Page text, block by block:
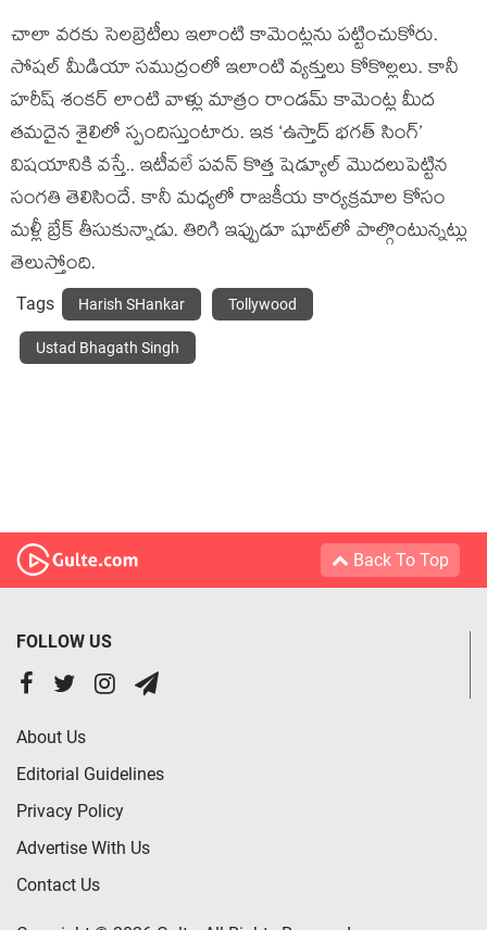
చాలా వరకు సెలబ్రెటీలు ఇలాంటి కామెంట్లను పట్టించుకోరు.
సోషల్ మీడియా సముద్రంలో ఇలాంటి వ్యక్తులు కోకొల్లలు. కానీ
హరీష్ శంకర్ లాంటి వాళ్లు మాత్రం రాండమ్ కామెంట్ల మీద
తమదైన శైలిలో స్పందిస్తుంటారు. ఇక ‘ఉస్తాద్ భగత్ సింగ్’
విషయానికి వస్తే.. ఇటీవలే పవన్ కొత్త షెడ్యూల్ మొదలుపెట్టిన
సంగతి తెలిసిందే. కానీ మధ్యలో రాజకీయ కార్యక్రమాల కోసం
మళ్లీ బ్రేక్ తీసుకున్నాడు. తిరిగి ఇప్పుడూ షూట్‌లో పాల్గొంటున్నట్లు
తెలుస్తోంది.
Tags Harish SHankar Tollywood
Ustad Bhagath Singh
Back To Top
FOLLOW US
About Us
Editorial Guidelines
Privacy Policy
Advertise With Us
Contact Us